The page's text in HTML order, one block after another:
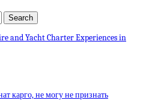
and Yacht Charter Experiences in
карго, не могу не признать